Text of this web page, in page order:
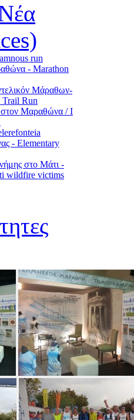
run
- Marathon
Μάραθων-
Trail Run
Μαραθώνα / I
- Elementary
στο Μάτι -
wildfire victims